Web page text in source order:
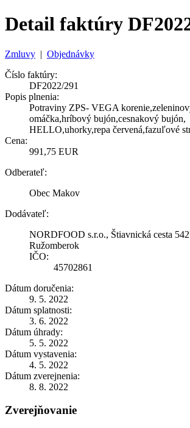
Detail faktúry
Zmluvy | Objednávky
Číslo faktúry:
DF2022/291
Popis plnenia:
Potraviny ZPS- VEGA
omáčka,hríbový bujón,cesnakový bujón,
HELLO,uhorky,repa červená,fazuľové
Cena:
991,75 EUR
Odberateľ:
Obec Makov
Dodávateľ:
NORDFOOD s.r.o., Štiavnická cesta
Ružomberok
IČO:
45702861
Dátum doručenia:
9. 5. 2022
Dátum splatnosti:
3. 6. 2022
Dátum úhrady:
5. 5. 2022
Dátum vystavenia:
4. 5. 2022
Dátum zverejnenia:
8. 8. 2022
Zverejňovanie